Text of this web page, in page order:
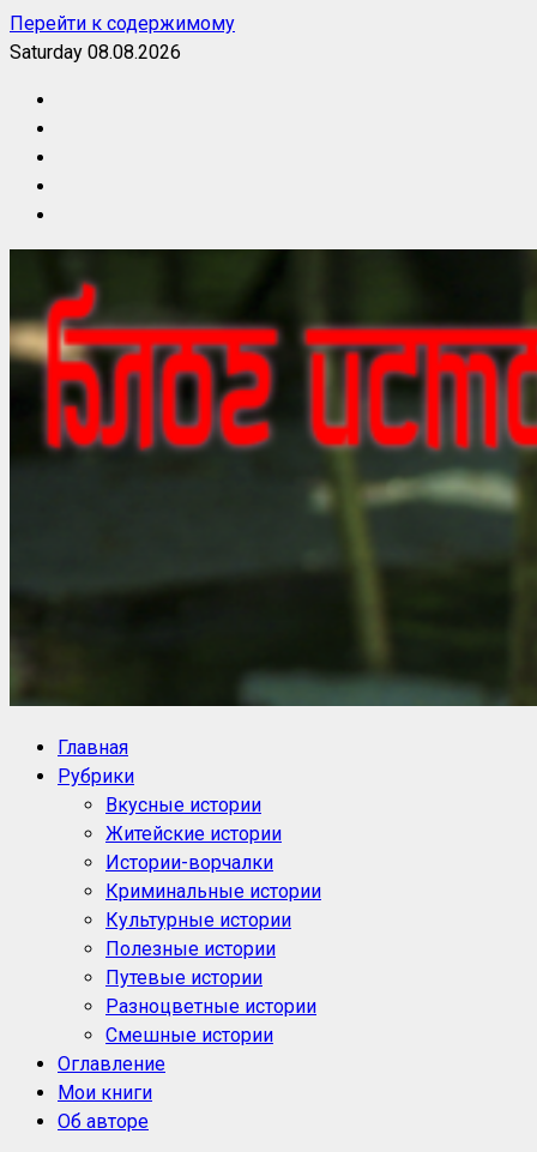
Перейти к содержимому
Saturday 08.08.2026
Блог историй NoorySan
Главная
Рубрики
Вкусные истории
Житейские истории
Истории-ворчалки
Криминальные истории
Культурные истории
Полезные истории
Путевые истории
Разноцветные истории
Смешные истории
Оглавление
Мои книги
Об авторе